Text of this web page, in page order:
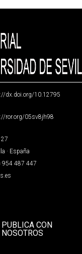
dx.doi.org/10.12795
ror.org/05sv8jh98
27
· España
954 487 447
PUBLICA CON
NOSOTROS